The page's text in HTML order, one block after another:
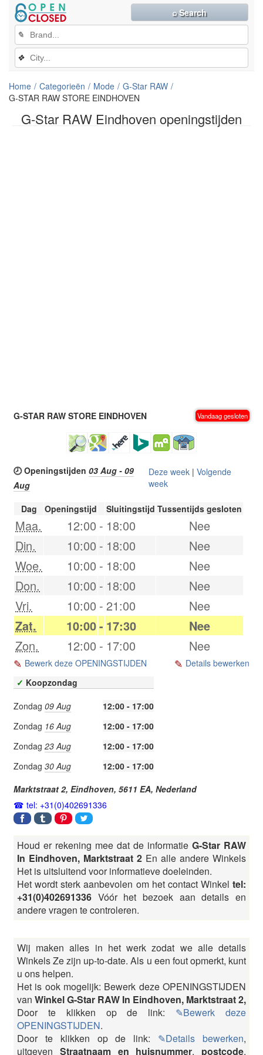
G-Star RAW Eindhoven openingstijden
✎
❖
⌕ Search
Home Categorieën Mode
G-Star RAW
G-STAR RAW STORE EINDHOVEN
G-STAR RAW STORE EINDHOVEN Vandaag gesloten
🕗 Openingstijden 03 Aug - 09
Aug
Deze week| Volgende
week
Dag Openingstijd Sluitingstijd Tussentijds gesloten
Maa. 12:00 - 18:00
Nee
Din.
10:00 - 18:00
Nee
Woe.
10:00 - 18:00
Nee
Don.
10:00 - 18:00
Nee
Vri.
10:00 - 21:00
Nee
Zat.
10:00- 17:30
Nee
Zon.
12:00 - 17:00 Nee
Bewerk deze OPENINGSTIJDEN
Details bewerken
✓ Koopzondag
Zondag 09 Aug
12:00 - 17:00
Zondag 16 Aug
12:00 - 17:00
Zondag 23 Aug
12:00 - 17:00
Zondag 30 Aug
12:00 - 17:00
Marktstraat 2, Eindhoven, 5611 EA, Nederland
tel: +31(0)402691336
Houd er rekening mee dat de informatie G-Star RAW
In Eindhoven, Marktstraat 2 En alle andere Winkels
Het is uitsluitend voor informatieve doeleinden.
Het wordt sterk aanbevolen om het contact Winkel tel:
+31(0)402691336 Vóór het bezoek aan details en
andere vragen te controleren.
Wij maken alles in het werk zodat we alle details
Winkels Ze zijn up-to-date. Als u een fout opmerkt, kunt
u ons helpen.
Het is ook mogelijk: Bewerk deze OPENINGSTIJDEN
van Winkel G-Star RAW In Eindhoven, Marktstraat 2,
Door te klikken op de link: ✎Bewerk deze
OPENINGSTIJDEN.
Door te klikken op de link: ✎Details bewerken,
uitgeven Straatnaam en huisnummer, postcode,